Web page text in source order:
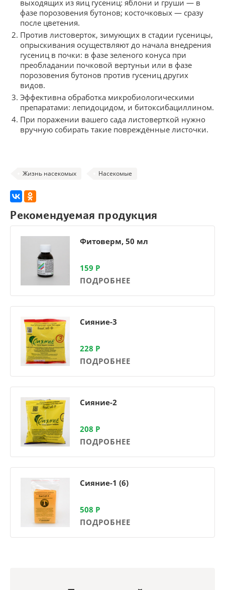
выходящих из яиц гусениц: яблони и груши — в
фазе порозовения бутонов; косточковых — сразу
после цветения.
Против листоверток, зимующих в стадии гусеницы,
опрыскивания осуществляют до начала внедрения
гусениц в почки: в фазе зеленого конуса при
преобладании почковой вертуньи или в фазе
порозовения бутонов против гусениц других
видов.
Эффективна обработка микробиологическими
препаратами: лепидоцидом, и битоксибациллином.
При поражении вашего сада листоверткой нужно
вручную собирать такие повреждённые листочки.
Жизнь насекомых Насекомые
Рекомендуемая продукция
Фитоверм, 50 мл
159 Р
ПОДРОБНЕЕ
Сияние-3
228 Р
ПОДРОБНЕЕ
Сияние-2
208 Р
ПОДРОБНЕЕ
Сияние-1 (6)
508 Р
ПОДРОБНЕЕ